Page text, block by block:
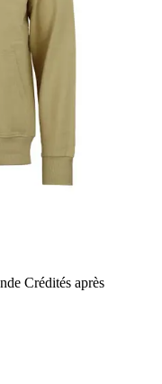
Crédités après